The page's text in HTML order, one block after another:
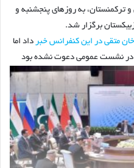
و ترکمنستان، به روزهای پنجشنبه و
متقی در این کنفرانس خبر داد اما
در نشست عمومی دعوت نشده بود